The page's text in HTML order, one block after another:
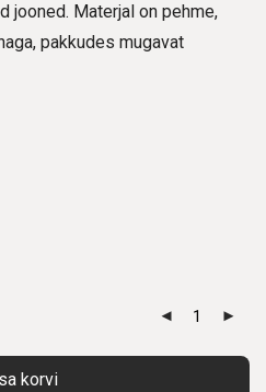
jooned. Materjal on pehme,
pakkudes mugavat
korvi